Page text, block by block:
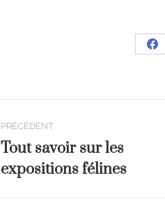
PRÉCÉDENT
Tout savoir sur les
expositions félines